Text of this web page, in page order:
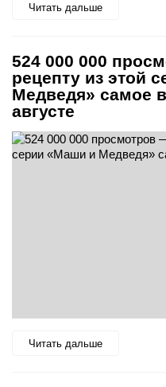
Читать дальше
524 000 000
рецепту из этой
Медведя» самое
августе
Читать дальше